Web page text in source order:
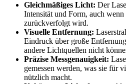
Gleichmäßiges Licht: Der
Intensität und Form, ‍auch
zurückverfolgt wird.
Visuelle Entfernung:
Eindruck ⁣über große
andere ⁣Lichtquellen ⁤nicht
Präzise ‍Messgenauigkeit:
gemessen‌ werden, ‌was sie für
nützlich macht.